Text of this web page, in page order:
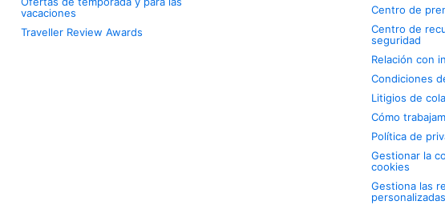
vacaciones
Traveller Review Awards
Centro de
Centro de
seguridad
Relación con
Condiciones
Litigios de
Cómo
Política de
Gestionar la
cookies
Gestiona las
personalizadas